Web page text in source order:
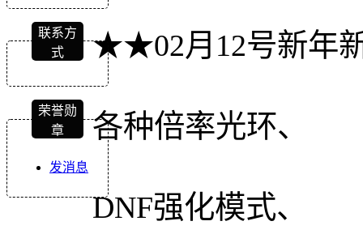
联系方
式
荣誉勋
章
发消息
★★02月12号新年
各种倍率光环、
DNF强化模式、